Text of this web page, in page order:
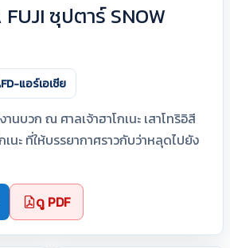
FUJI ซุปตาร์ SNOW
FD-แอร์เอเชีย
นบวก ณ ศาลเจ้าฮาโกเนะ เสาโทริอิสี
เนะ ที่ให้บรรยากาศราวกับว่าหลุดไปยัง
ดู PDF